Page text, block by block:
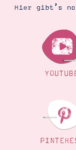
Hier gibt’s